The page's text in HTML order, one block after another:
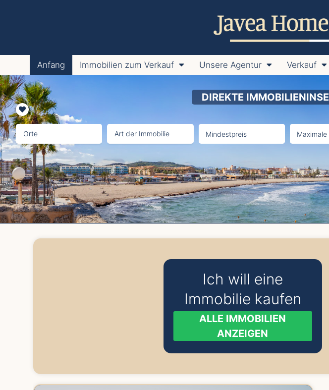
Anfang Immobilien zum Verkauf Unsere Agentur Verkauf
DIREKTE
Orte Art der Immobilie
Ich will eine
Immobilie kaufen
ALLE IMMOBILIEN
ANZEIGEN